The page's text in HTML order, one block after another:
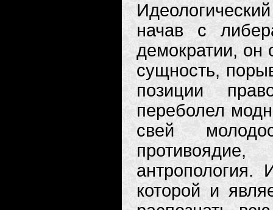
начав с
демократии, он
сущность,
позиции
переболел
свей
антропология.
которой и